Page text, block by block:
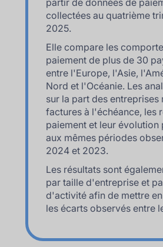
collectées au quatrième
2025.
Elle compare les
paiement de plus de 30
entre l'Europe, l'Asie,
Nord et l'Océanie. Les
sur la part des entreprises
factures à l'échéance, les
paiement et leur
aux mêmes périodes
2024 et 2023.
Les résultats sont
par taille d'entreprise et
d'activité afin de mettre
les écarts observés entre